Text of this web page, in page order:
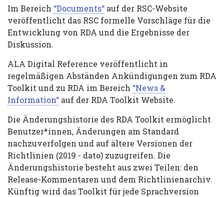
Im Bereich “Documents“ auf der RSC-Website
veröffentlicht das RSC formelle Vorschläge für die
Entwicklung von RDA und die Ergebnisse der
Diskussion.
ALA Digital Reference veröffentlicht in
regelmäßigen Abständen Ankündigungen zum RDA
Toolkit und zu RDA im Bereich “News &
Information“ auf der RDA Toolkit Website.
Die Änderungshistorie des RDA Toolkit ermöglicht
Benutzer*innen, Änderungen am Standard
nachzuverfolgen und auf ältere Versionen der
Richtlinien (2019 - dato) zuzugreifen. Die
Änderungshistorie besteht aus zwei Teilen: den
Release-Kommentaren und dem Richtlinienarchiv.
Künftig wird das Toolkit für jede Sprachversion